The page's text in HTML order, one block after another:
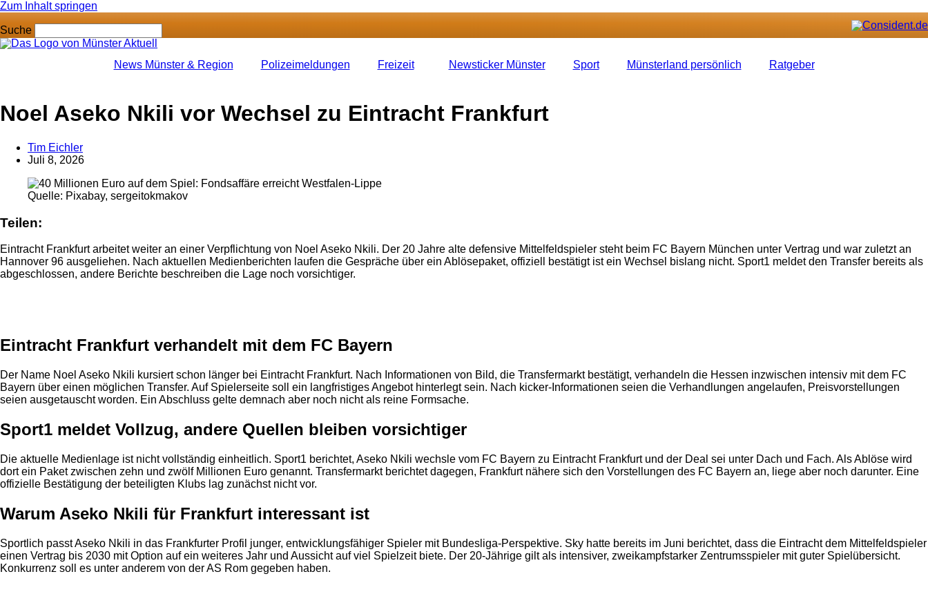
Zum Inhalt springen
Suche
News Münster & Region Polizeimeldungen Freizeit Newsticker Münster Sport Münsterland persönlich Ratgeber
Noel Aseko Nkili vor Wechsel zu Eintracht Frankfurt
Tim Eichler
Juli 8, 2026
Quelle: Pixabay, sergeitokmakov
Teilen:
Eintracht Frankfurt arbeitet weiter an einer Verpflichtung von Noel Aseko Nkili. Der 20 Jahre alte defensive Mittelfeldspieler steht beim FC Bayern München unter Vertrag und war zuletzt an
Hannover 96 ausgeliehen. Nach aktuellen Medienberichten laufen die Gespräche über ein Ablösepaket, offiziell bestätigt ist ein Wechsel bislang nicht. Sport1 meldet den Transfer bereits als
abgeschlossen, andere Berichte beschreiben die Lage noch vorsichtiger.
Eintracht Frankfurt verhandelt mit dem FC Bayern
Der Name Noel Aseko Nkili kursiert schon länger bei Eintracht Frankfurt. Nach Informationen von Bild, die Transfermarkt bestätigt, verhandeln die Hessen inzwischen intensiv mit dem FC
Bayern über einen möglichen Transfer. Auf Spielerseite soll ein langfristiges Angebot hinterlegt sein. Nach kicker-Informationen seien die Verhandlungen angelaufen, Preisvorstellungen
seien ausgetauscht worden. Ein Abschluss gelte demnach aber noch nicht als reine Formsache.
Sport1 meldet Vollzug, andere Quellen bleiben vorsichtiger
Die aktuelle Medienlage ist nicht vollständig einheitlich. Sport1 berichtet, Aseko Nkili wechsle vom FC Bayern zu Eintracht Frankfurt und der Deal sei unter Dach und Fach. Als Ablöse wird
dort ein Paket zwischen zehn und zwölf Millionen Euro genannt. Transfermarkt berichtet dagegen, Frankfurt nähere sich den Vorstellungen des FC Bayern an, liege aber noch darunter. Eine
offizielle Bestätigung der beteiligten Klubs lag zunächst nicht vor.
Warum Aseko Nkili für Frankfurt interessant ist
Sportlich passt Aseko Nkili in das Frankfurter Profil junger, entwicklungsfähiger Spieler mit Bundesliga-Perspektive. Sky hatte bereits im Juni berichtet, dass die Eintracht dem Mittelfeldspieler
einen Vertrag bis 2030 mit Option auf ein weiteres Jahr und Aussicht auf viel Spielzeit biete. Der 20-Jährige gilt als intensiver, zweikampfstarker Zentrumsspieler mit guter Spielübersicht.
Konkurrenz soll es unter anderem von der AS Rom gegeben haben.